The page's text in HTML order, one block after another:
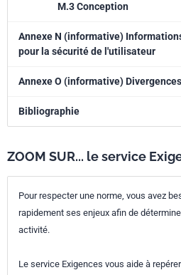
M.3 Conception
Annexe N (informative)
pour la sécurité de l'utilisateur
Annexe O (informative)
Bibliographie
ZOOM SUR... le service
Pour respecter une norme, vous avez
rapidement ses enjeux afin de
activité.
Le service Exigences vous aide à